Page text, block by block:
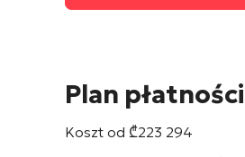
Plan płatności
Koszt od ₾223 294